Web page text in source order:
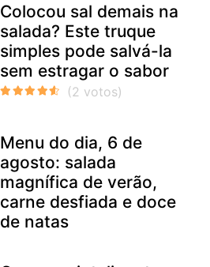
Colocou sal demais na
salada? Este truque
simples pode salvá-la
sem estragar o sabor
Menu do dia, 6 de
agosto: salada
magnífica de verão,
carne desfiada e doce
de natas